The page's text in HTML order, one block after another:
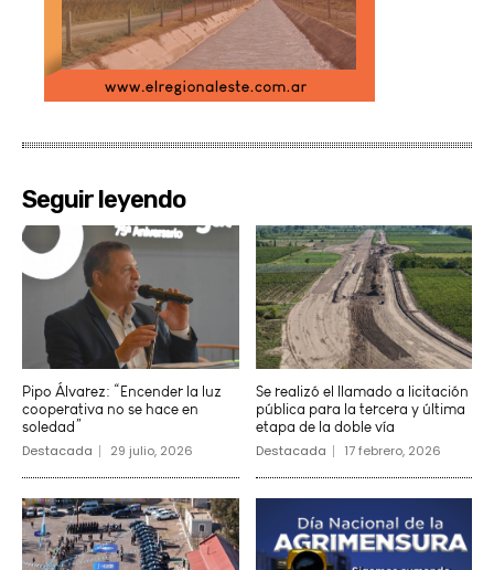
Seguir leyendo
Pipo Álvarez: “Encender la luz
cooperativa no se hace en
soledad”
Destacada 29 julio, 2026
Se realizó el llamado a licitación
pública para la tercera y última
etapa de la doble vía
Destacada 17 febrero, 2026